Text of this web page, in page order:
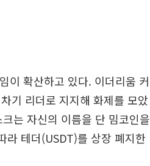
이 확산하고 있다. 이더리움 커
기 리더로 지지해 화제를 모았
는 자신의 이름을 단 밈코인을
라 테더(USDT)를 상장 폐지한